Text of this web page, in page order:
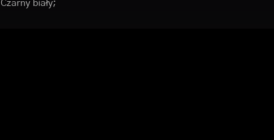
Czarny biały;